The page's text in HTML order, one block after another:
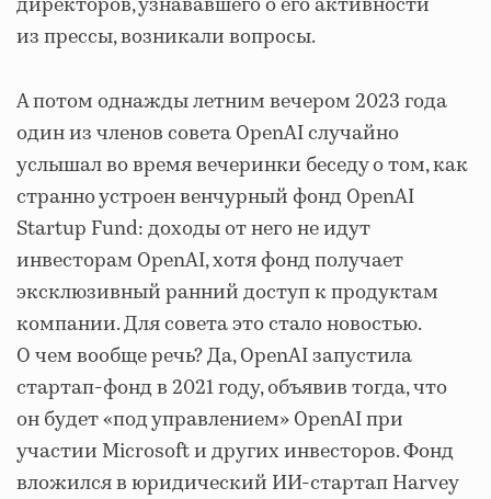
из прессы, возникали вопросы.
А потом однажды летним вечером 2023 года
один из членов совета OpenAI случайно
услышал во время вечеринки беседу о том, как
странно устроен венчурный фонд OpenAI
Startup Fund: доходы от него не идут
инвесторам OpenAI, хотя фонд получает
эксклюзивный ранний доступ к продуктам
компании. Для совета это стало новостью.
О чем вообще речь? Да, OpenAI запустила
стартап-фонд в 2021 году, объявив тогда, что
он будет «под управлением» OpenAI при
участии Microsoft и других инвесторов. Фонд
вложился в юридический ИИ-стартап Harvey